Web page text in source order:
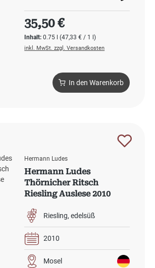
Inhalt:0.75 l(47,33 € / 1 l)
Regulärer Preis:
35,50 €
inkl. MwSt. zzgl. Versandkosten
In den Warenkorb
Hermann Ludes
Hermann Ludes
Thörnicher Ritsch
Riesling Auslese 2010
Riesling edelsüß
2010
Mosel